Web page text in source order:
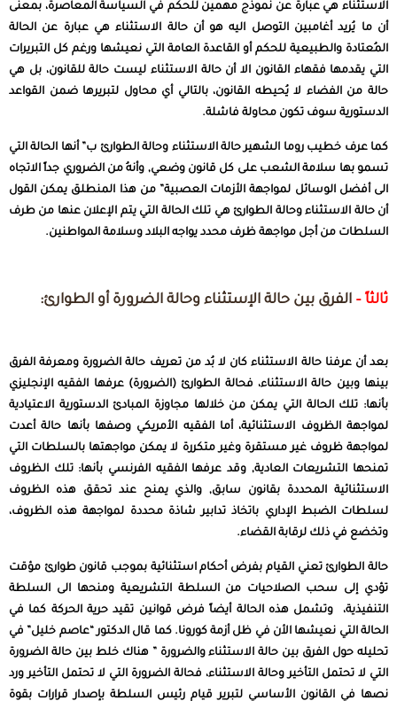
الاستثناء هي عبارة عن نموذج مهمين للحكم في السياسة المعاصرة، بمعنى
أن ما يُريد أغامبين التوصل اليه هو أن حالة الاستثناء هي عبارة عن الحالة
المُعتادة والطبيعية للحكم أو القاعدة العامة التي نعيشها ورغم كل التبريرات
التي يقدمها فقهاء القانون الا أن حالة الاستثناء ليست حالة للقانون، بل هي
حالة من الفضاء لا يُحيطه القانون، بالتالي أي محاول لتبريرها ضمن القواعد
الدستورية سوف تكون محاولة فاشلة.
كما عرف خطيب روما الشهير حالة الاستثناء وحالة الطوارئ ب” أنها الحالة التي
تسمو بها سلامة الشعب على كل قانون وضعي, وأنهُ من الضروري جداً الاتجاه
الى أفضل الوسائل لمواجهة الأزمات العصبية” من هذا المنطلق يمكن القول
أن حالة الاستثناء وحالة الطوارئ هي تلك الحالة التي يتم الإعلان عنها من طرف
السلطات من أجل مواجهة ظرف محدد يواجه البلاد وسلامة المواطنين.
ثالثاً – الفرق بين حالة الإستثناء وحالة الضرورة أو الطوارئ:
بعد أن عرفنا حالة الاستثناء كان لا بُد من تعريف حالة الضرورة ومعرفة الفرق
بينها وبين حالة الاستثناء، فحالة الطوارئ (الضرورة) عرفها الفقيه الإنجليزي
بأنها: تلك الحالة التي يمكن من خلالها مجاوزة المبادئ الدستورية الاعتيادية
لمواجهة الظروف الاستثنائية، أما الفقيه الأمريكي وصفها بأنها حالة أعدت
لمواجهة ظروف غير مستقرة وغير متكررة لا يمكن مواجهتها بالسلطات التي
تمنحها التشريعات العادية, وقد عرفها الفقيه الفرنسي بأنها: تلك الظروف
الاستثنائية المحددة بقانون سابق, والذي يمنح عند تحقق هذه الظروف
لسلطات الضبط الإداري باتخاذ تدابير شاذة محددة لمواجهة هذه الظروف،
وتخضع في ذلك لرقابة القضاء.
حالة الطوارئ تعني القيام بفرض أحكام استثنائية بموجب قانون طوارئ مؤقت
تؤدي إلى سحب الصلاحيات من السلطة التشريعية ومنحها الى السلطة
التنفيذية، وتشمل هذه الحالة أيضاً فرض قوانين تقيد حرية الحركة كما في
الحالة التي نعيشها الأن في ظل أزمة كورونا. كما قال الدكتور “عاصم خليل” في
تحليله حول الفرق بين حالة الاستثناء والضرورة ” هناك خلط بين حالة الضرورة
التي لا تحتمل التأخير وحالة الاستثناء، فحالة الضرورة التي لا تحتمل التأخير ورد
نصها في القانون الأساسي لتبرير قيام رئيس السلطة بإصدار قرارات بقوة